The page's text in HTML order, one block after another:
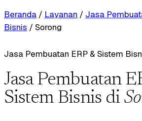
Beranda / Layanan / Jasa
Bisnis / Sorong
Jasa Pembuatan ERP & Sistem
Jasa Pembuatan
Sistem Bisnis di